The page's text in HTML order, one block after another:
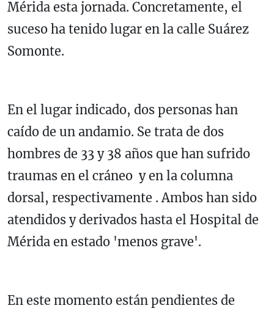
Mérida esta jornada. Concretamente, el
suceso ha tenido lugar en la calle Suárez
Somonte.
En el lugar indicado, dos personas han
caído de un andamio. Se trata de dos
hombres de 33 y 38 años que han sufrido
traumas en el cráneo y en la columna
dorsal, respectivamente . Ambos han sido
atendidos y derivados hasta el Hospital de
Mérida en estado 'menos grave'.
En este momento están pendientes de